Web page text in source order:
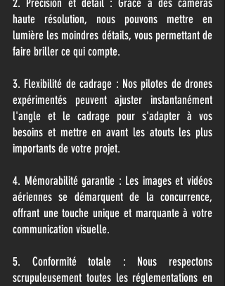
2. Précision et détail : Grâce à des caméras
haute résolution, nous pouvons mettre en
lumière les moindres détails, vous permettant de
faire briller ce qui compte.
3. Flexibilité de cadrage : Nos pilotes de drones
expérimentés peuvent ajuster instantanément
l'angle et le cadrage pour s'adapter à vos
besoins et mettre en avant les atouts les plus
importants de votre projet.
4. Mémorabilité garantie : Les images et vidéos
aériennes se démarquent de la concurrence,
offrant une touche unique et marquante à votre
communication visuelle.
5. Conformité totale : Nous respectons
scrupuleusement toutes les réglementations en